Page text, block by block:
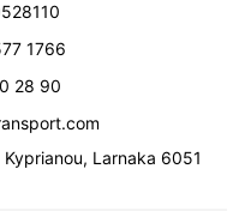
1766
28 90
, Larnaka 6051